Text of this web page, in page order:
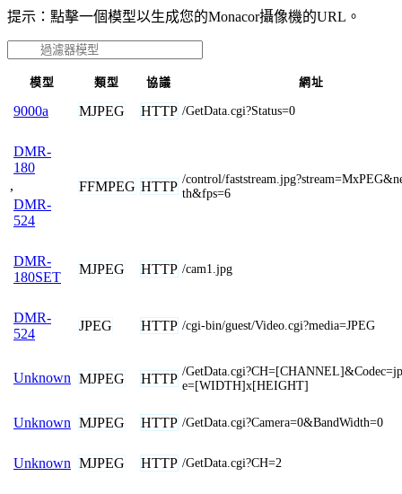
提示：點擊一個模型以生成您的Monacor攝像機的URL。
模型 類型 協議 網址
9000a MJPEG HTTP /GetData.cgi?Status=0
DMR-
180
,
DMR-
524
FFMPEG HTTP /control/
th&fps=6
DMR-
180SET
MJPEG HTTP /cam1.jpg
DMR-
524
JPEG HTTP /cgi-bin/guest/Video.cgi?media=JPEG
Unknown MJPEG HTTP /
e=[WIDTH]x[HEIGHT]
Unknown MJPEG HTTP /GetData.cgi?Camera=0&BandWidth=0
Unknown MJPEG HTTP /GetData.cgi?CH=2